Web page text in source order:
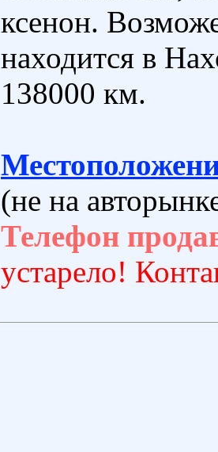
ксенон.
находится в
138000 км.
(не на
Телефон
устарело!